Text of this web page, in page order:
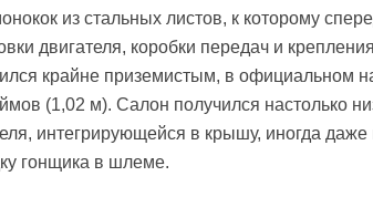
из стальных листов, к которому
двигателя, коробки передач и
крайне приземистым, в официальном
(1,02 м). Салон получился настолько
интегрирующейся в крышу, иногда
гонщика в шлеме.